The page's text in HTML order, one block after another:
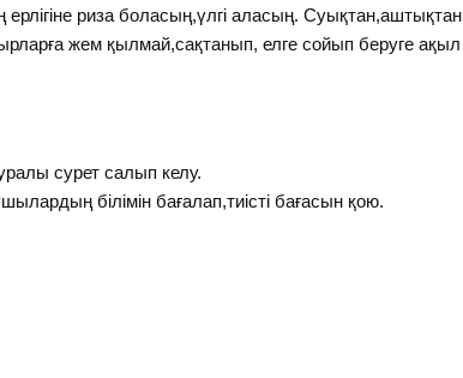
риза боласың,үлгі аласың. Суықтан,аштықтан
жем қылмай,сақтанып, елге сойып беруге ақыл
сурет салып келу.
білімін бағалап,тиісті бағасын қою.